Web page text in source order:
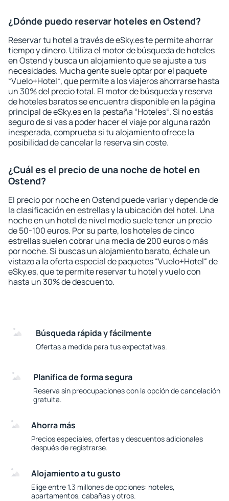
¿Dónde puedo reservar hoteles en Ostend?
Reservar tu hotel a través de eSky.es te permite ahorrar
tiempo y dinero. Utiliza el motor de búsqueda de hoteles
en Ostend y busca un alojamiento que se ajuste a tus
necesidades. Mucha gente suele optar por el paquete
“Vuelo+Hotel“, que permite a los viajeros ahorrarse hasta
un 30% del precio total. El motor de búsqueda y reserva
de hoteles baratos se encuentra disponible en la página
principal de eSky.es en la pestaña “Hoteles“. Si no estás
seguro de si vas a poder hacer el viaje por alguna razón
inesperada, comprueba si tu alojamiento ofrece la
posibilidad de cancelar la reserva sin coste.
¿Cuál es el precio de una noche de hotel en
Ostend?
El precio por noche en Ostend puede variar y depende de
la clasificación en estrellas y la ubicación del hotel. Una
noche en un hotel de nivel medio suele tener un precio
de 50-100 euros. Por su parte, los hoteles de cinco
estrellas suelen cobrar una media de 200 euros o más
por noche. Si buscas un alojamiento barato, échale un
vistazo a la oferta especial de paquetes “Vuelo+Hotel“ de
eSky.es, que te permite reservar tu hotel y vuelo con
hasta un 30% de descuento.
Búsqueda rápida y fácilmente
Ofertas a medida para tus expectativas.
Planifica de forma segura
Reserva sin preocupaciones con la opción de cancelación
gratuita.
Ahorra más
Precios especiales, ofertas y descuentos adicionales
después de registrarse.
Alojamiento a tu gusto
Elige entre 1.3 millones de opciones: hoteles,
apartamentos, cabañas y otros.